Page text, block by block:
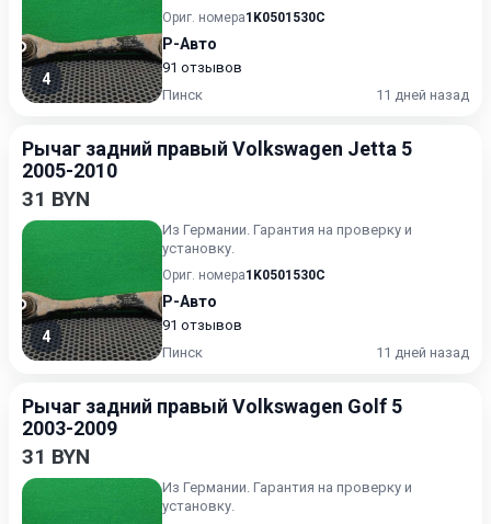
4
Ориг. номера1K0501530C
Р-Авто
91 отзывов
Пинск
11 дней назад
Рычаг задний правый Volkswagen Jetta 5
2005-2010
31 BYN
4
Из Германии. Гарантия на проверку и
установку.
Ориг. номера1K0501530C
Р-Авто
91 отзывов
Пинск
11 дней назад
Рычаг задний правый Volkswagen Golf 5
2003-2009
31 BYN
Из Германии. Гарантия на проверку и
установку.